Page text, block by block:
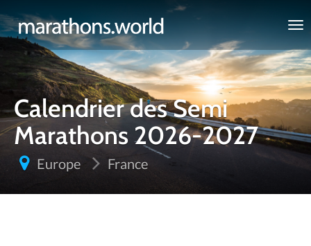
marathons.world
Calendrier des Semi
Marathons 2026-2027
Europe France